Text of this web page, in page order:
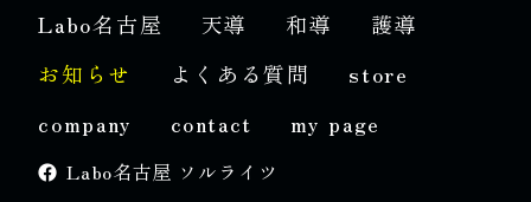
Labo名古屋
天導 和導
護導
お知らせ
よくある質問
store
company
contact my page
Labo名古屋 ソルライツ